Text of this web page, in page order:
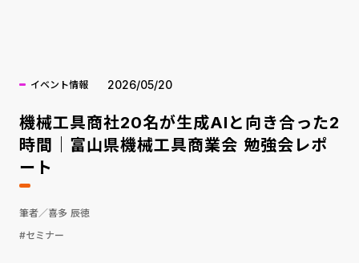
イベント情報 2026/05/20
機械工具商社20名が生成AIと向き合った2
時間｜富山県機械工具商業会 勉強会レポ
ート
筆者／喜多 辰徳
#セミナー